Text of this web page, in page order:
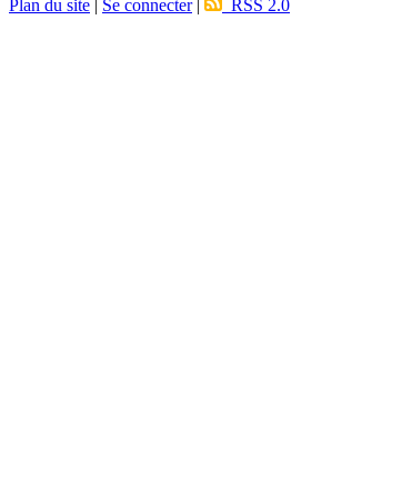
Plan du site Se connecter| RSS 2.0